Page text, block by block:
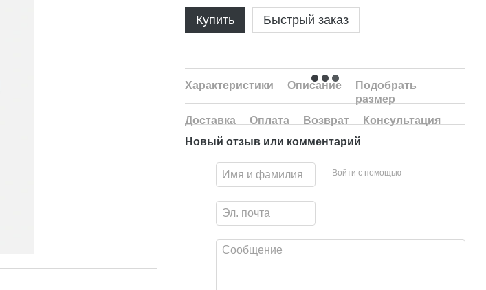
Купить Быстрый заказ
Характеристики Описание
Подобрать
размер
Доставка
Оплата Возврат
Консультация
Новый отзыв или комментарий
Войти с помощью